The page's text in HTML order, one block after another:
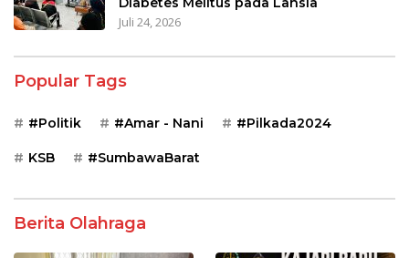
Juli 24, 2026
Popular Tags
#Politik #Amar - Nani #Pilkada2024
KSB #SumbawaBarat
Berita Olahraga